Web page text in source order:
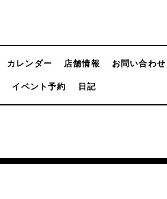
カレンダー 店舗情報 お問い合わせ
イベント予約 日記